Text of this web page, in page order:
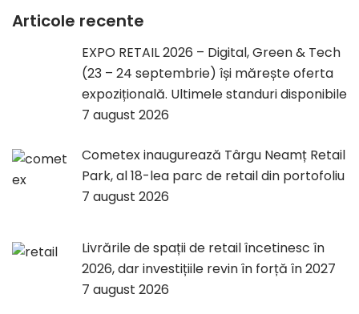
Articole recente
EXPO RETAIL 2026 – Digital, Green & Tech
(23 – 24 septembrie) își mărește oferta
expozițională. Ultimele standuri disponibile
7 august 2026
Cometex inaugurează Târgu Neamț Retail
Park, al 18-lea parc de retail din portofoliu
7 august 2026
Livrările de spații de retail încetinesc în
2026, dar investițiile revin în forță în 2027
7 august 2026